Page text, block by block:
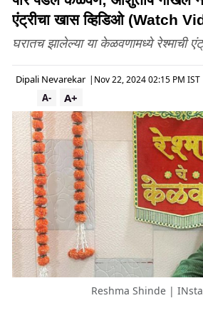
एंट्रीचा खास व्हिडिओ (Watch
घरातच झालेल्या या केळवणामध्ये रेश्माची
Dipali Nevarekar | Nov 22, 2024 02:15 PM IST
A+
A-
Reshma Shinde |